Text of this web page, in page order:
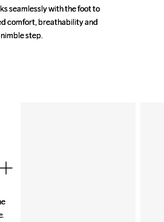
seamlessly with the foot to
comfort, breathability and
step.
seamlessly with the foot to
comfort, breathability and
step.